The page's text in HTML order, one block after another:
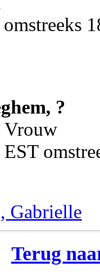
?
Vrouw
Gabrielle
Terug